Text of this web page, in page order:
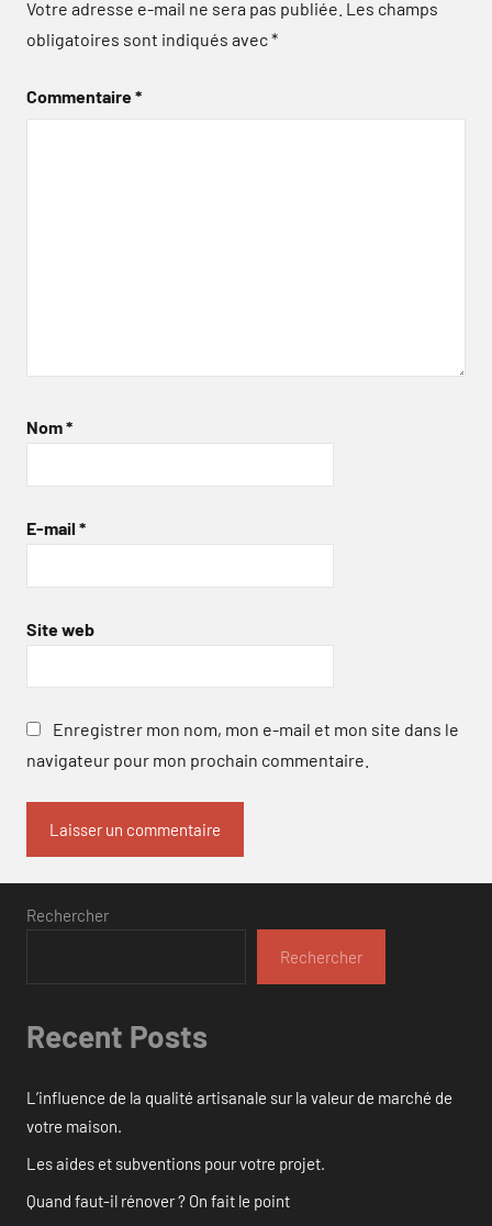
Votre adresse e-mail ne sera pas publiée. Les champs
obligatoires sont indiqués avec*
Commentaire*
Nom*
E-mail *
Site web
Enregistrer mon nom, mon e-mail et mon site dans le
navigateur pour mon prochain commentaire.
Rechercher
Rechercher
Recent Posts
L’influence de la qualité artisanale sur la valeur de marché de
votre maison.
Les aides et subventions pour votre projet.
Quand faut-il rénover ? On fait le point